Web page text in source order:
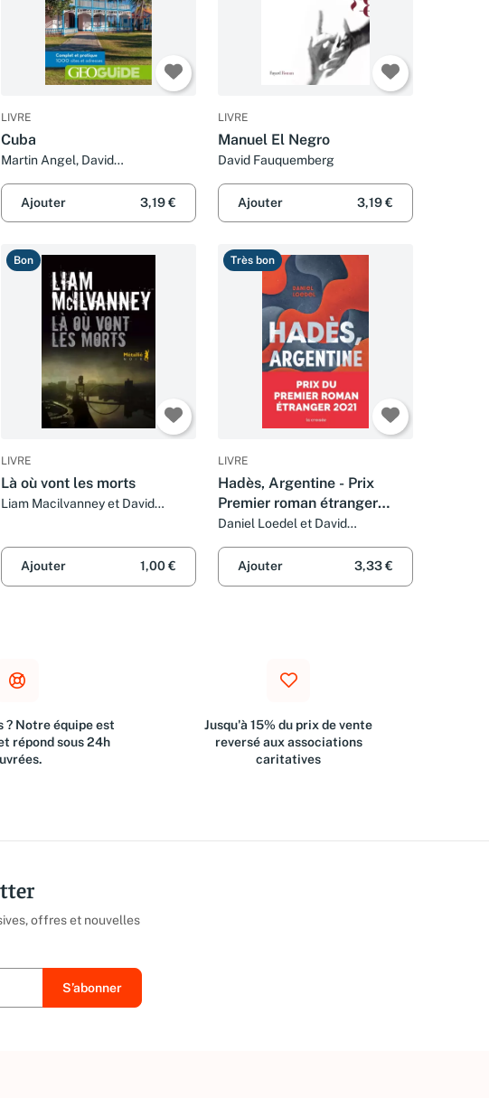
LIVRE
Cuba
Martin Angel, David
Ajouter
3,19 €
LIVRE
Manuel El Negro
David Fauquemberg
Ajouter 3,19 €
Bon
LIVRE
Là où vont les morts
Liam Macilvanney et David
Ajouter 1,00 €
Très bon
LIVRE
Hadès, Argentine - Prix
Premier roman étranger
2021
Daniel Loedel et David
Ajouter
3,33 €
? Notre équipe est
répond sous 24h
Jusqu'à 15% du prix de vente
reversé aux associations
caritatives
offres et nouvelles